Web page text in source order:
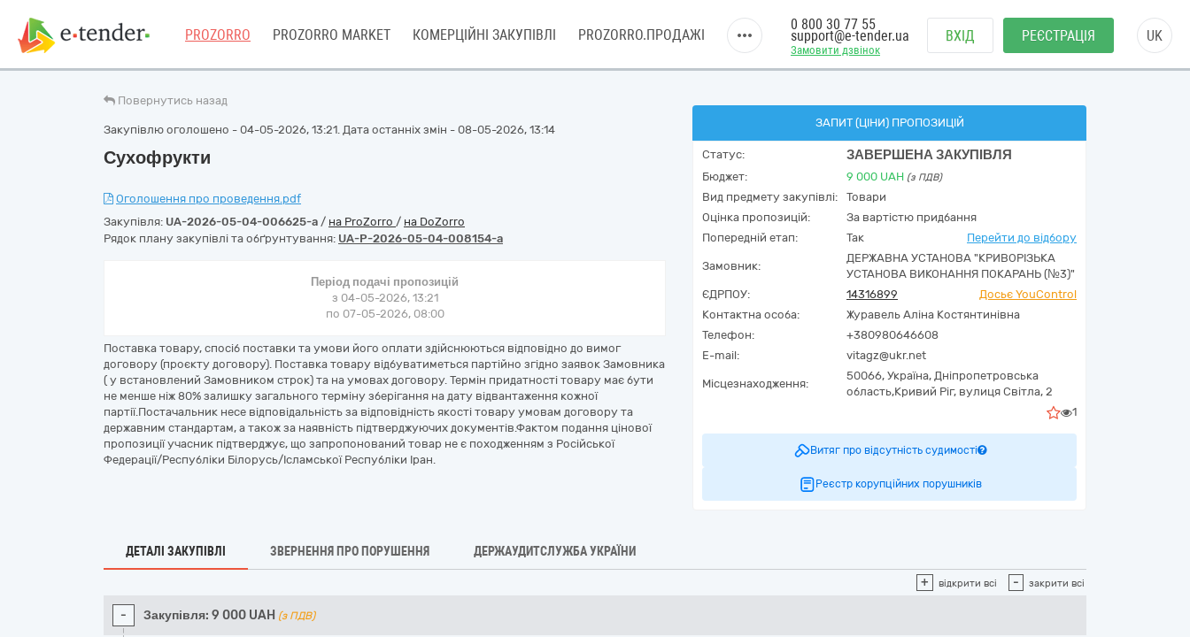
PROZORRO PROZORRO MARKET КОМЕРЦІЙНІ ЗАКУПІВЛІ PROZORRO.ПРОДАЖІ
Замовити дзвінок
0 800 30 77 55
support@e-tender.ua ВХІД РЕЄСТРАЦІЯ UK
Повернутись назад
Закупівлю оголошено - 04-05-2026, 13:21. Дата останніх змін - 08-05-2026, 13:14
Сухофрукти
Оголошення про проведення.pdf
Закупівля: UA-2026-05-04-006625-a / на ProZorro / на DoZorro
Рядок плану закупівлі та обґрунтування: UA-P-2026-05-04-008154-a
Період подачі пропозицій
з 04-05-2026, 13:21
по 07-05-2026, 08:00
Поставка товару, спосіб поставки та умови його оплати здійснюються відповідно до вимог
договору (проєкту договору). Поставка товару відбуватиметься партійно згідно заявок Замовника
( у встановлений Замовником строк) та на умовах договору. Термін придатності товару має бути
не менше ніж 80% залишку загального терміну зберігання на дату відвантаження кожної
партії.Постачальник несе відповідальність за відповідність якості товару умовам договору та
державним стандартам, а також за наявність підтверджуючих документів.Фактом подання цінової
пропозиції учасник підтверджує, що запропонований товар не є походженням з Російської
Федерації/Республіки Білорусь/Ісламської Республіки Іран.
ЗАПИТ (ЦІНИ) ПРОПОЗИЦІЙ
Статус: ЗАВЕРШЕНА ЗАКУПІВЛЯ
Бюджет: 9 000 UAH (з ПДВ)
Вид предмету закупівлі:
Товари
Оцінка пропозицій:
За вартістю придбання
Попередній етап:
Так Перейти до відбору
Замовник:
ДЕРЖАВНА УСТАНОВА "КРИВОРІЗЬКА
УСТАНОВА ВИКОНАННЯ ПОКАРАНЬ (№3)"
ЄДРПОУ:
14316899
Досьє YouControl
Контактна особа:
Журавель Аліна Костянтинівна
Телефон:
+380980646608
E-mail:
vitagz@ukr.net
Місцезнаходження:
50066, Україна, Дніпропетровська
область,Кривий Ріг, вулиця Світла, 2
1
Витяг про відсутність судимості
Реєстр корупційних порушників
ДЕТАЛІ ЗАКУПІВЛІ ЗВЕРНЕННЯ ПРО ПОРУШЕННЯ ДЕРЖАУДИТСЛУЖБА УКРАЇНИ
+ відкрити всі - закрити всі
- Закупівля: 9 000 UAH (з ПДВ)